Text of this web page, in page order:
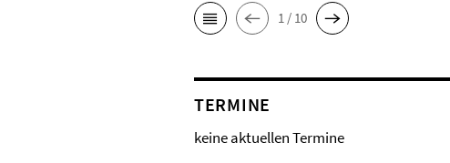
1 / 10
TERMINE
keine aktuellen Termine